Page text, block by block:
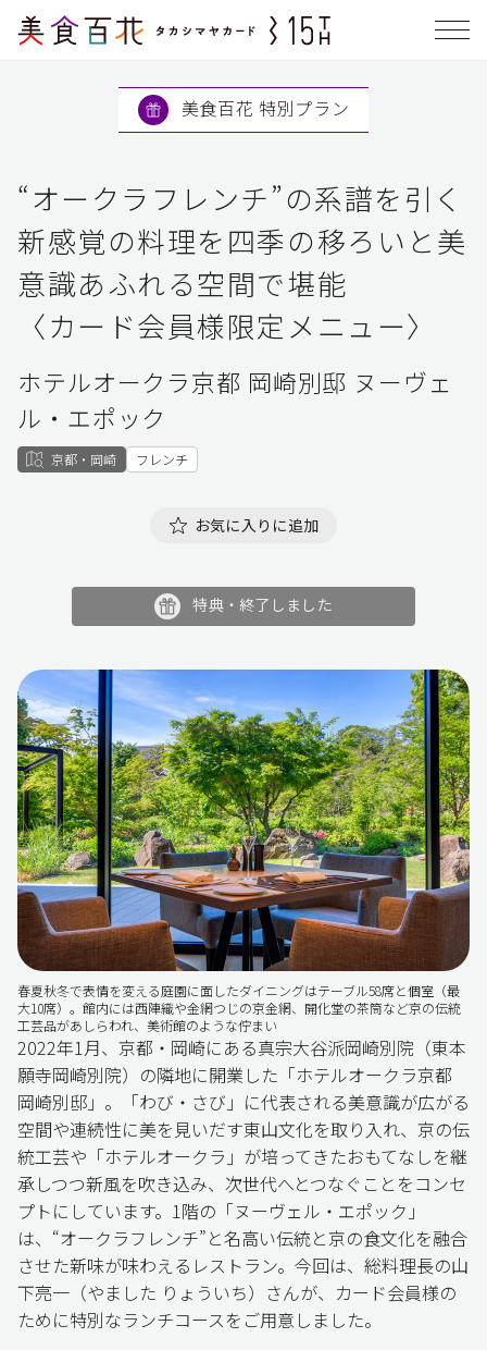
美食百花 特別プラン
“オークラフレンチ”の系譜を引く
新感覚の料理を四季の移ろいと美
意識あふれる空間で堪能
〈カード会員様限定メニュー〉
ホテルオークラ京都 岡崎別邸 ヌーヴェ
ル・エポック
京都・岡崎 フレンチ
お気に入りに追加
特典・終了しました
春夏秋冬で表情を変える庭園に面したダイニングはテーブル58席と個室（最
大10席）。館内には西陣織や金網つじの京金網、開化堂の茶筒など京の伝統
工芸品があしらわれ、美術館のような佇まい
2022年1月、京都・岡崎にある真宗大谷派岡崎別院（東本
願寺岡崎別院）の隣地に開業した「ホテルオークラ京都
岡崎別邸」。「わび・さび」に代表される美意識が広がる
空間や連続性に美を見いだす東山文化を取り入れ、京の伝
統工芸や「ホテルオークラ」が培ってきたおもてなしを継
承しつつ新風を吹き込み、次世代へとつなぐことをコンセ
プトにしています。1階の「ヌーヴェル・エポック」
は、“オークラフレンチ”と名高い伝統と京の食文化を融合
させた新味が味わえるレストラン。今回は、総料理長の山
下亮一（やました りょういち）さんが、カード会員様の
ために特別なランチコースをご用意しました。